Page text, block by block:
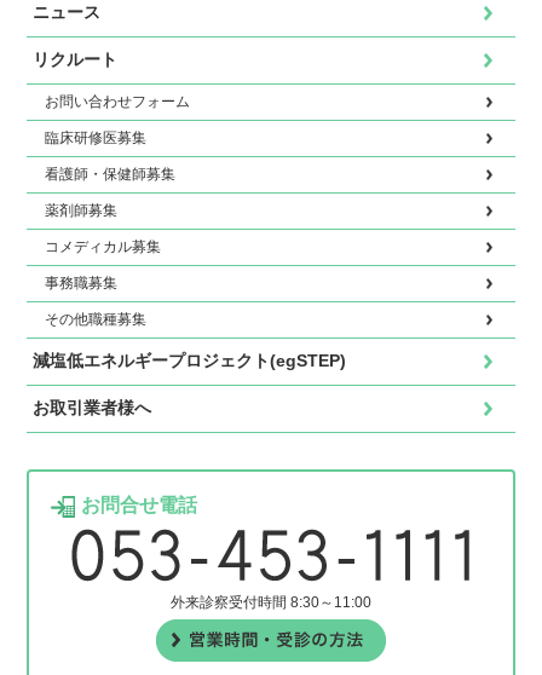
ニュース
リクルート
お問い合わせフォーム
臨床研修医募集
看護師・保健師募集
薬剤師募集
コメディカル募集
事務職募集
その他職種募集
減塩低エネルギープロジェクト(egSTEP)
お取引業者様へ
お問合せ電話
外来診察受付時間 8:30～11:00